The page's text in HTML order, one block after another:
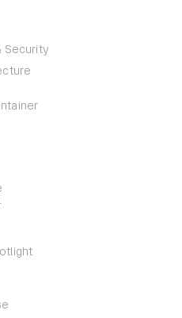
Security